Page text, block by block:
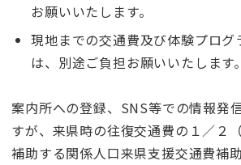
お願いいたします。
現地までの交通費及び体験プログ
は、別途ご負担お願いいたします。
案内所への登録、SNS等での情報発
すが、来県時の往復交通費の１／２
補助する関係人口来県支援交通費補